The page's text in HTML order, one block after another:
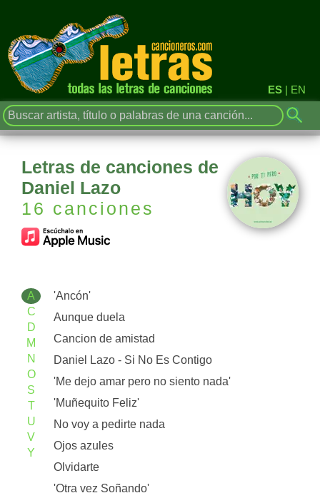
ES | EN
Letras de canciones de
Daniel Lazo
16 canciones
A
C
D
M
N
O
S
T
U
V
Y
'Ancón'
Aunque duela
Cancion de amistad
Daniel Lazo - Si No Es Contigo
'Me dejo amar pero no siento nada'
'Muñequito Feliz'
No voy a pedirte nada
Ojos azules
Olvidarte
'Otra vez Soñando'